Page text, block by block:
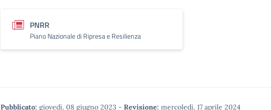
PNRR
Piano Nazionale di Ripresa e Resilienza
Pubblicato: giovedì, 08 giugno 2023 - Revisione: mercoledì, 17 aprile 2024